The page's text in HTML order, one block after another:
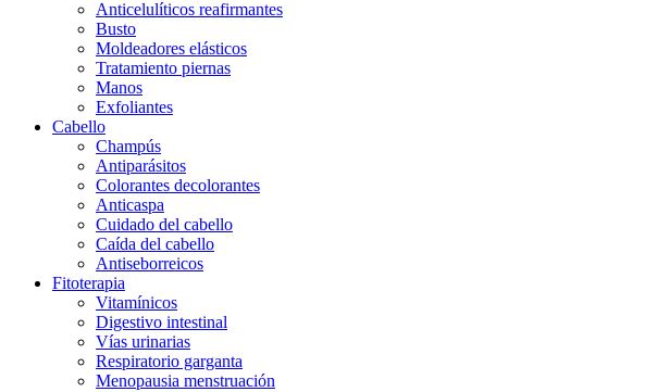
Anticelulíticos reafirmantes
Busto
Moldeadores elásticos
Tratamiento piernas
Manos
Exfoliantes
Cabello
Champús
Antiparásitos
Colorantes decolorantes
Anticaspa
Cuidado del cabello
Caída del cabello
Antiseborreicos
Fitoterapia
Vitamínicos
Digestivo intestinal
Vías urinarias
Respiratorio garganta
Menopausia menstruación